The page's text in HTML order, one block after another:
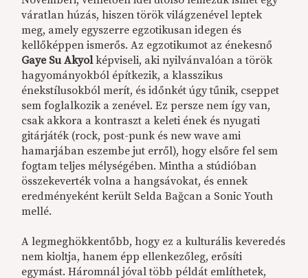
váratlan húzás, hiszen török világzenével leptek
meg, amely egyszerre egzotikusan idegen és
kellőképpen ismerős. Az egzotikumot az énekesnő
Gaye Su Akyolképviseli, aki nyilvánvalóan a török
hagyományokból építkezik, a klasszikus
énekstílusokból merít, és időnkét úgy tűnik, cseppet
sem foglalkozik a zenével. Ez persze nem így van,
csak akkora a kontraszt a keleti ének és nyugati
gitárjáték (rock, post-punk és new wave ami
hamarjában eszembe jut erről), hogy elsőre fel sem
fogtam teljes mélységében. Mintha a stúdióban
összekeverték volna a hangsávokat, és ennek
eredményeként került Selda Bağcan a Sonic Youth
mellé.
A legmeghökkentőbb, hogy ez a kulturális keveredés
nem kioltja, hanem épp ellenkezőleg, erősíti
egymást. Háromnál jóval több példát említhetek,